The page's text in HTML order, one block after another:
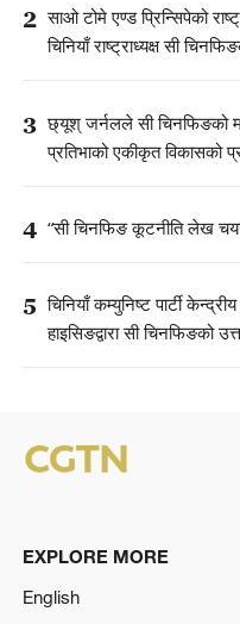
2 साओ टोमे एण्ड प्रिन्सिपेको
चिनियाँ राष्ट्राध्यक्ष सी
3 छ्यूश् जर्नलले सी चिनफिङको
प्रतिभाको एकीकृत विकासको
4 “सी चिनफिङ कूटनीति लेख
5 चिनियाँ कम्युनिष्ट पार्टी
हाइसिङद्वारा सी चिनफिङको
EXPLORE MORE
English